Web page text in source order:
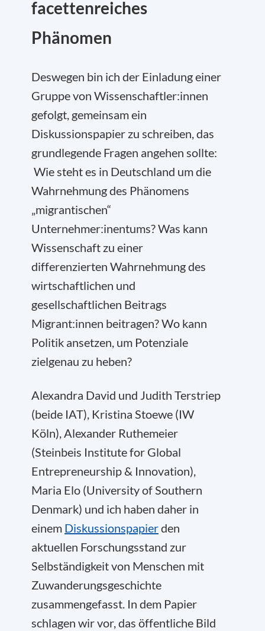
facettenreiches
Phänomen
Deswegen bin ich der Einladung einer
Gruppe von Wissenschaftler:innen
gefolgt, gemeinsam ein
Diskussionspapier zu schreiben, das
grundlegende Fragen angehen sollte:
Wie steht es in Deutschland um die
Wahrnehmung des Phänomens
„migrantischen“
Unternehmer:inentums? Was kann
Wissenschaft zu einer
differenzierten Wahrnehmung des
wirtschaftlichen und
gesellschaftlichen Beitrags
Migrant:innen beitragen? Wo kann
Politik ansetzen, um Potenziale
zielgenau zu heben?
Alexandra David und Judith Terstriep
(beide IAT), Kristina Stoewe (IW
Köln), Alexander Ruthemeier
(Steinbeis Institute for Global
Entrepreneurship & Innovation),
Maria Elo (University of Southern
Denmark) und ich haben daher in
einem Diskussionspapierden
aktuellen Forschungsstand zur
Selbständigkeit von Menschen mit
Zuwanderungsgeschichte
zusammengefasst. In dem Papier
schlagen wir vor, das öffentliche Bild